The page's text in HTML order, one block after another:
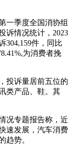
一季度全国消协组
诉情况统计，2023
304,159件，同比
为消费者挽
投诉量居前五位的
类产品、鞋。其
况专题报告称，近
速发展，汽车消费
趋势。